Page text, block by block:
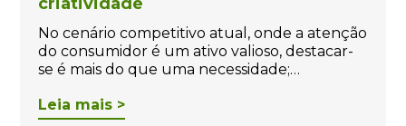
No cenário competitivo atual, onde a atenção
do consumidor é um ativo valioso, destacar-
se é mais do que uma necessidade;…
Leia mais >